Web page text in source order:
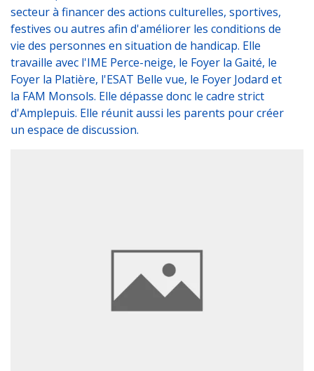
secteur à financer des actions culturelles, sportives,
festives ou autres afin d'améliorer les conditions de
vie des personnes en situation de handicap. Elle
travaille avec l'IME Perce-neige, le Foyer la Gaité, le
Foyer la Platière, l'ESAT Belle vue, le Foyer Jodard et
la FAM Monsols. Elle dépasse donc le cadre strict
d'Amplepuis. Elle réunit aussi les parents pour créer
un espace de discussion.